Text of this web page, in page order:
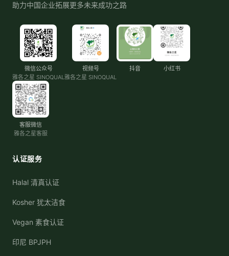
助力中国企业拓展更多未来成功之路
微信公众号
雅各之星 SINOQUAL
视频号
雅各之星 SINOQUAL
抖音 小红书
客服微信
雅各之星客服
认证服务
Halal 清真认证
Kosher 犹太洁食
Vegan 素食认证
印尼 BPJPH